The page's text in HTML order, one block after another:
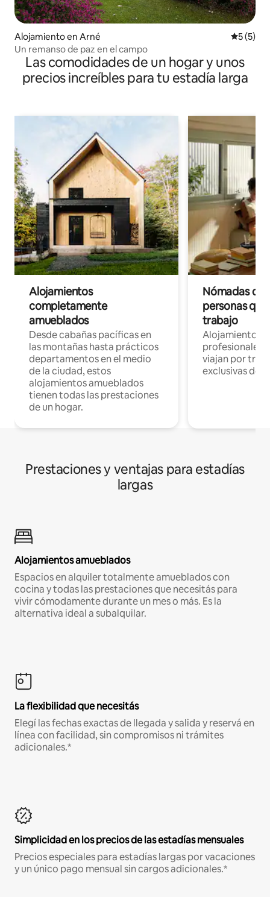
Alojamiento en Arné
5 (5)
Un remanso de paz en el campo
Las comodidades de un hogar y unos
precios increíbles para tu estadía larga
Alojamientos
completamente
amueblados
Desde cabañas pacíficas en
las montañas hasta prácticos
departamentos en el medio
de la ciudad, estos
alojamientos amueblados
tienen todas las prestaciones
de un hogar.
Nómadas
personas
trabajo
Alojamientos
profesionales
viajan por
exclusivas de
Prestaciones y ventajas para estadías
largas
Alojamientos amueblados
Espacios en alquiler totalmente amueblados con
cocina y todas las prestaciones que necesitás para
vivir cómodamente durante un mes o más. Es la
alternativa ideal a subalquilar.
La flexibilidad que necesitás
Elegí las fechas exactas de llegada y salida y reservá en
línea con facilidad, sin compromisos ni trámites
adicionales.*
Simplicidad en los precios de las estadías mensuales
Precios especiales para estadías largas por vacaciones
y un único pago mensual sin cargos adicionales.*